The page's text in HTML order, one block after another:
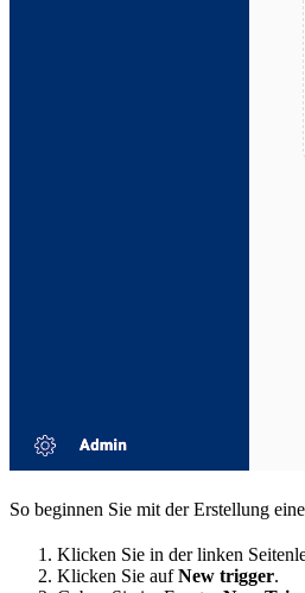
So beginnen Sie mit der Erstellung
Klicken Sie in der linken
Klicken Sie aufNew trigger.